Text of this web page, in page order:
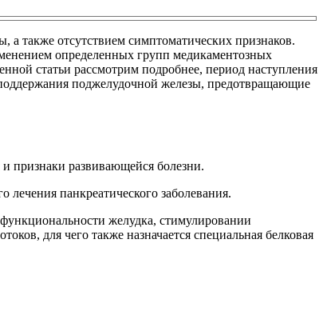
а также отсутствием симптоматических признаков.
определенных групп медикаментозных
статьи рассмотрим подробнее, период наступления
поджелудочной железы, предотвращающие
признаки развивающейся болезни.
панкреатического заболевания.
желудка, стимулировании
для чего также назначается специальная белковая